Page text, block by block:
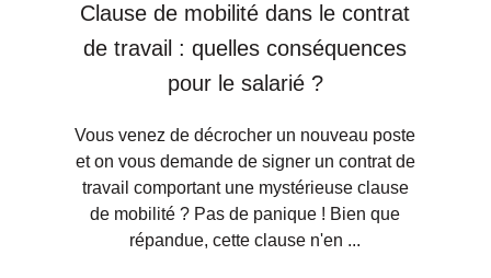
Clause de mobilité dans le contrat
de travail : quelles conséquences
pour le salarié ?
Vous venez de décrocher un nouveau poste
et on vous demande de signer un contrat de
travail comportant une mystérieuse clause
de mobilité ? Pas de panique ! Bien que
répandue, cette clause n'en ...